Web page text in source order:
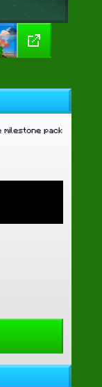
milestone pack